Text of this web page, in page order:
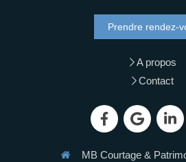
Prendre rendez-
A propos
Contact
MB Courtage &